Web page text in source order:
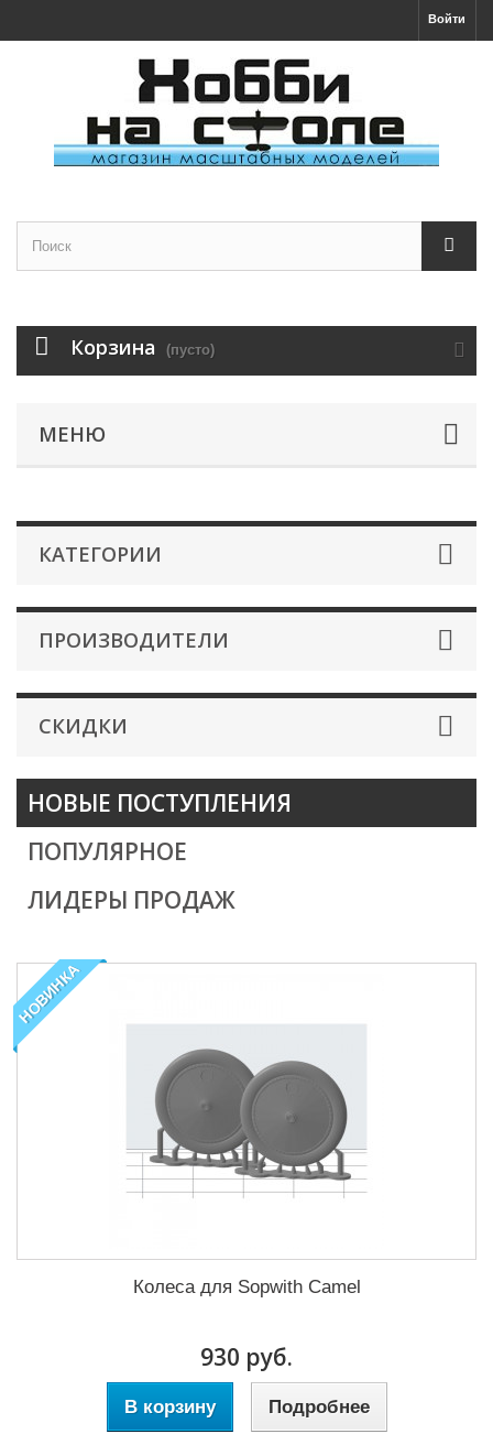
Войти
Корзина (пусто)
МЕНЮ
КАТЕГОРИИ
ПРОИЗВОДИТЕЛИ
СКИДКИ
НОВЫЕ ПОСТУПЛЕНИЯ
ПОПУЛЯРНОЕ
ЛИДЕРЫ ПРОДАЖ
НОВИНКА
Колеса для Sopwith Camel
930 руб.
В корзину Подробнее